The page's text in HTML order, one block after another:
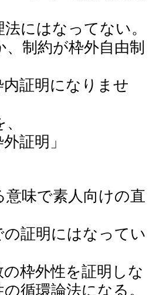
にはなってない。
制約が枠外自由制
証明になりませ
証明」
意味で素人向けの直
の証明にはなってい
枠外性を証明しな
循環論法になる。